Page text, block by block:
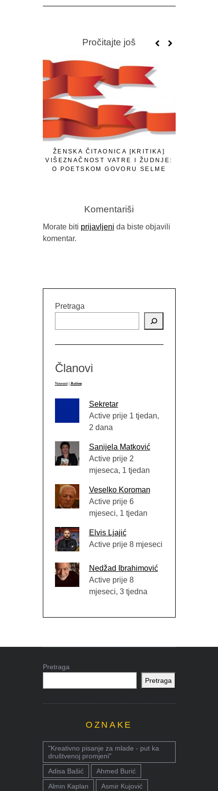
Pročitajte još
ŽENSKA ČITAONICA [KRITIKA]
VIŠEZNAČNOST VATRE I ŽUDNJE:
O POETSKOM GOVORU SELME
Komentariši
Morate biti prijavljeni da biste objavili
komentar.
Pretraga
Članovi
Newest Active
Sekretar
Active prije 1 tjedan,
2 dana
Sanijela Matković
Active prije 2
mjeseca, 1 tjedan
Veselko Koroman
Active prije 6
mjeseci, 1 tjedan
Elvis Ljajić
Active prije 8 mjeseci
Nedžad Ibrahimović
Active prije 8
mjeseci, 3 tjedna
Pretraga
Pretraga
OZNAKE
"Kreativno pisanje za mlade - put ka
društvenoj promjeni"
Adisa Bašić
Ahmed Burić
Almin Kaplan
Asmir Kujović